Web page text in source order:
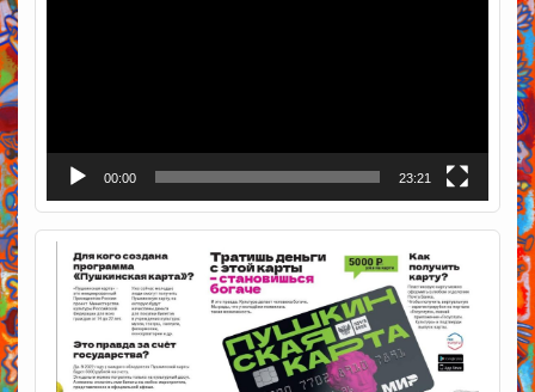
00:00 23:21